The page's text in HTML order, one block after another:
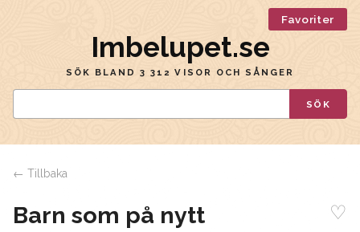
Favoriter
Imbelupet.se
SÖK BLAND 3 312 VISOR OCH SÅNGER
SÖK
← Tillbaka
Barn som på nytt ♡